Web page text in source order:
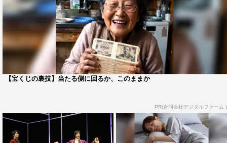
チケットは、2月16日（土）前10・00から一般発売開
始。詳細は「る・ひまわり」公式ホームページ（http://le-
himawari.co.jp/）をチェック。
＜鈴木勝秀コメント＞
る・ひまわりと組むのは、『僕のリヴァ・る』に続き二度
目である。シリーズ化されたのかどうかはわからないが、
「ドルーク」「大きな木」「モーツァルトとサリエリ」
「こころ（夏目漱石）」
この4つのキーワードでオムニバスの芝居を作れ。しか
【宝くじの裏技】当たる側に回るか、このままか
PR(合同会社デジタルファーム )